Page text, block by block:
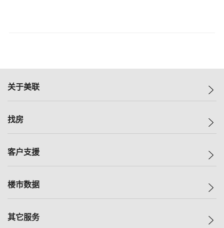
关于美联
美联集团
人才招募
找房
一手新房
减价
美联豪宅
客户支援
自助放盘
查询热线
楼市数据
指数
其它服务